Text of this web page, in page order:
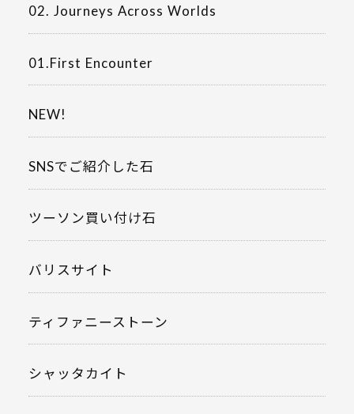
02. Journeys Across Worlds
01.First Encounter
NEW!
SNSでご紹介した石
ツーソン買い付け石
バリスサイト
ティファニーストーン
シャッタカイト